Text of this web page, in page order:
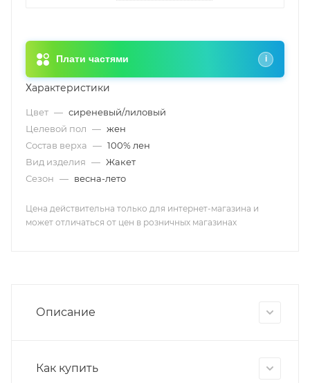
Плати частями i
Характеристики
Цвет — сиреневый/лиловый
Целевой пол — жен
Состав верха — 100% лен
Вид изделия — Жакет
Сезон — весна-лето
Цена действительна только для интернет-магазина и
может отличаться от цен в розничных магазинах
Описание
Как купить